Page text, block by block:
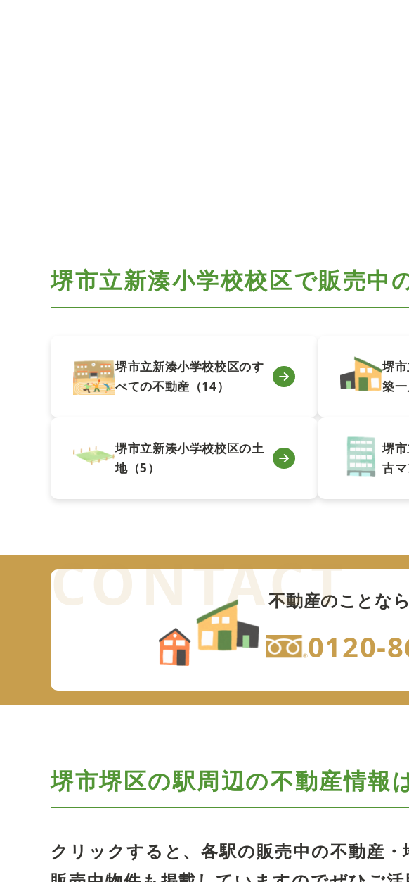
堺市立新湊小学校校区で販売中
堺市立新湊小学校校区のす
べての不動産（14）
堺
築一
堺市立新湊小学校校区の土
地（5）
堺
古マ
不動産のことなら
0120-
堺市堺区の駅周辺の不動産情報
クリックすると、各駅の販売中の不動産・